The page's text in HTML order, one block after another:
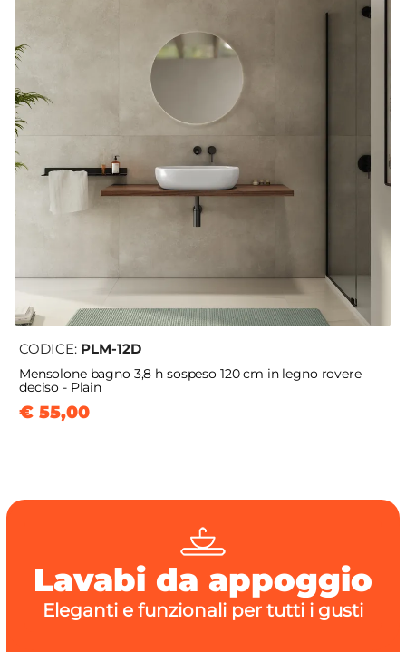
CODICE: PLM-12D
Mensolone bagno 3,8 h sospeso 120 cm in legno rovere
deciso - Plain
€ 55,00
Lavabi da appoggio
Eleganti e funzionali per tutti i gusti